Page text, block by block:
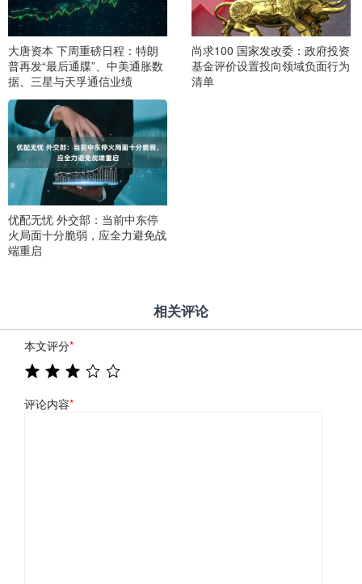
大唐资本 下周重磅日程：特朗
普再发“最后通牒”、中美通胀数
据、三星与天孚通信业绩
尚求100 国家发改委：政府投资
基金评价设置投向领域负面行为
清单
优配无忧 外交部：当前中东停
火局面十分脆弱，应全力避免战
端重启
相关评论
本文评分*
评论内容*